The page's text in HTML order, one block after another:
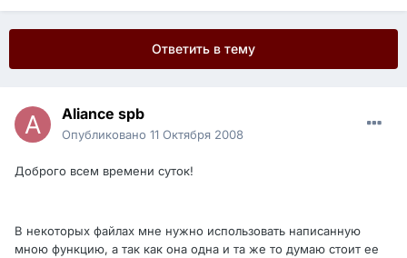
Ответить в тему
Aliance spb
Опубликовано 11 Октября 2008
Доброго всем времени суток!
В некоторых файлах мне нужно использовать написанную
мною функцию, а так как она одна и та же то думаю стоит ее